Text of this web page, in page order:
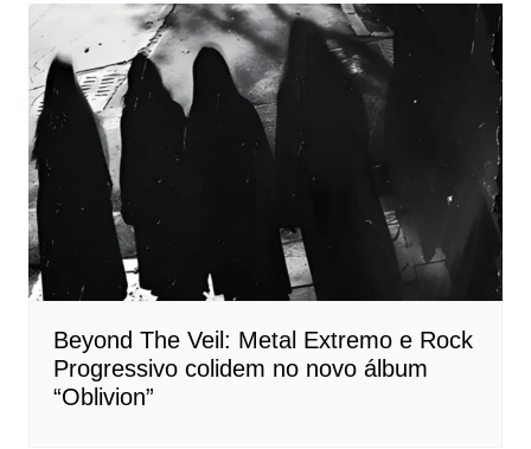
Beyond The Veil: Metal Extremo e Rock
Progressivo colidem no novo álbum
“Oblivion”